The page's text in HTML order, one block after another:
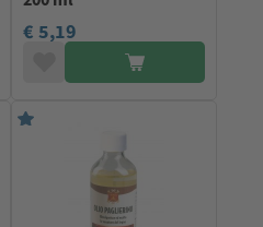
€ 5,19